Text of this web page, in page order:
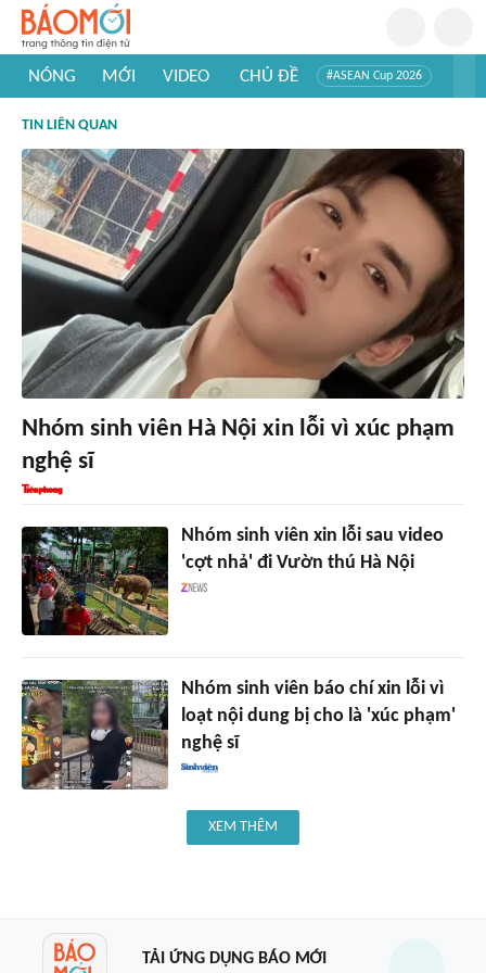
NÓNG MỚI VIDEO CHỦ ĐỀ #ASEAN Cup 2026
#Khám phá thế giới
TIN LIÊN QUAN
Nhóm sinh viên Hà Nội xin lỗi vì xúc phạm
nghệ sĩ
Nhóm sinh viên xin lỗi sau video
'cợt nhả' đi Vườn thú Hà Nội
Nhóm sinh viên báo chí xin lỗi vì
loạt nội dung bị cho là 'xúc phạm'
nghệ sĩ
XEM THÊM
TẢI ỨNG DỤNG BÁO MỚI